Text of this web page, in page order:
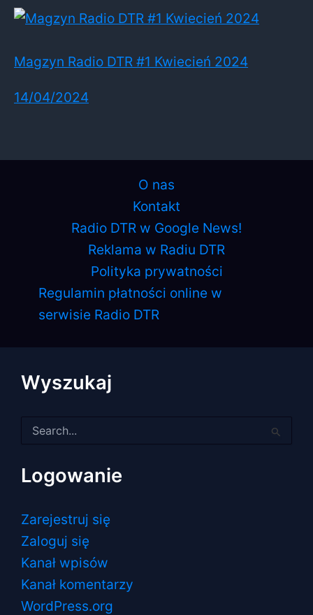
Magzyn Radio DTR #1 Kwiecień 2024
14/04/2024
O nas
Kontakt
Radio DTR w Google News!
Reklama w Radiu DTR
Polityka prywatności
Regulamin płatności online w
serwisie Radio DTR
Wyszukaj
dla:
Logowanie
Zarejestruj się
Zaloguj się
Kanał wpisów
Kanał komentarzy
WordPress.org